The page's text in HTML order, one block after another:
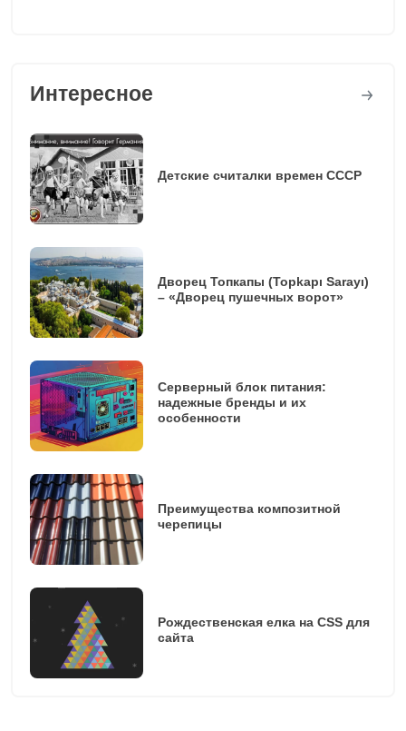
Интересное
Детские считалки времен СССР
Дворец Топкапы (Topkapı Sarayı)
– «Дворец пушечных ворот»
Серверный блок питания:
надежные бренды и их
особенности
Преимущества композитной
черепицы
Рождественская елка на CSS для
сайта